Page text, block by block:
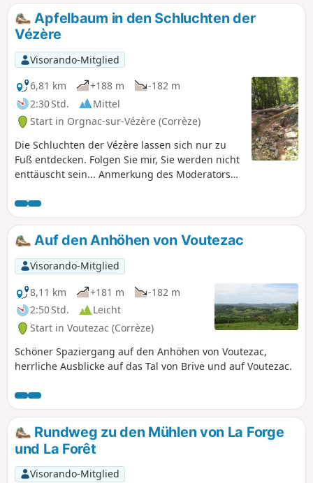
Apfelbaum in den Schluchten der
Vézère
Visorando-Mitglied
6,81 km
+188 m
-182 m
2:30 Std.
Mittel
Start in Orgnac-sur-Vézère (Corrèze)
Die Schluchten der Vézère lassen sich nur zu
Fuß entdecken. Folgen Sie mir, Sie werden nicht
enttäuscht sein... Anmerkung des Moderators
nicht mehr möglich zu sein. Siehe Bewertungen
Auf den Anhöhen von Voutezac
Visorando-Mitglied
8,11 km
+181 m
-182 m
2:50 Std.
Leicht
Start in Voutezac (Corrèze)
Schöner Spaziergang auf den Anhöhen von Voutezac,
herrliche Ausblicke auf das Tal von Brive und auf Voutezac.
Rundweg zu den Mühlen von La Forge
und La Forêt
Visorando-Mitglied